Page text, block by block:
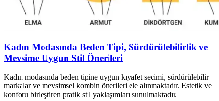
Kadın Modasında Beden Tipi, Sürdürülebilirlik ve
Mevsime Uygun Stil Önerileri
Kadın modasında beden tipine uygun kıyafet seçimi, sürdürülebilir
markalar ve mevsimsel kombin önerileri ele alınmaktadır. Estetik ve
konforu birleştiren pratik stil yaklaşımları sunulmaktadır.